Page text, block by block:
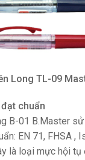
Long TL-09
chuẩn
B-01 B.Master
EN 71, FHSA ,
là loại mực hội